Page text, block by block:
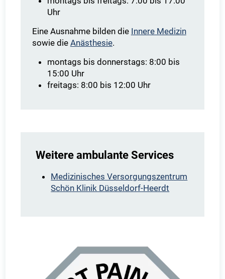
Uhr
Eine Ausnahme bilden die Innere Medizin
sowie die Anästhesie.
montags bis donnerstags: 8:00 bis
15:00 Uhr
freitags: 8:00 bis 12:00 Uhr
Weitere ambulante Services
Medizinisches Versorgungszentrum
Schön Klinik Düsseldorf-Heerdt